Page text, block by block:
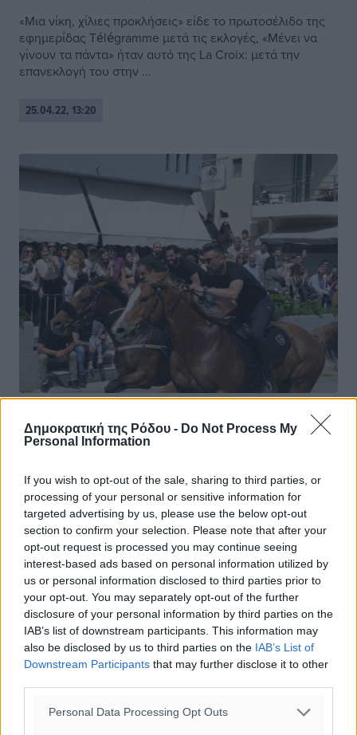
Δημοκρατική της Ρόδου - Do Not Process My
Personal Information
If you wish to opt-out of the sale, sharing to third parties, or
processing of your personal or sensitive information for
targeted advertising by us, please use the below opt-out
section to confirm your selection. Please note that after your
opt-out request is processed you may continue seeing
interest-based ads based on personal information utilized by
us or personal information disclosed to third parties prior to
your opt-out. You may separately opt-out of the further
disclosure of your personal information by third parties on the
IAB’s list of downstream participants. This information may
also be disclosed by us to third parties on the IAB’s List of
Downstream Participants that may further disclose it to other
Personal Data Processing Opt Outs
«Μια νίκη, χίλιες προκλήσεις» είδε το πρωτοσέλιδο της
εφημερίδας Télégramme μετά τις εκλογές, «Μένει να
γίνουν τα πάντα» ήταν αυτό της La Croix: μετά την
επανεκλογή του στην ...
25.04.22, 13:20
Κως – Το έθιμο των ιπποδρομιών στο
Πυλί ανήμερα του Αγίου Γεωργίου –
Αναβίωσε το πατροπαράδοτο έθιμο, των Ιπποδρομιών.
Συμμετείχαν 21 αναβάτες. Φέτος αποφασίστηκε να μην
υπάρξουν τελικοί και νικητές παρά μόνο παρέλαση των
αλόγων. Την περιφορά ...
25.04.22, 13:18